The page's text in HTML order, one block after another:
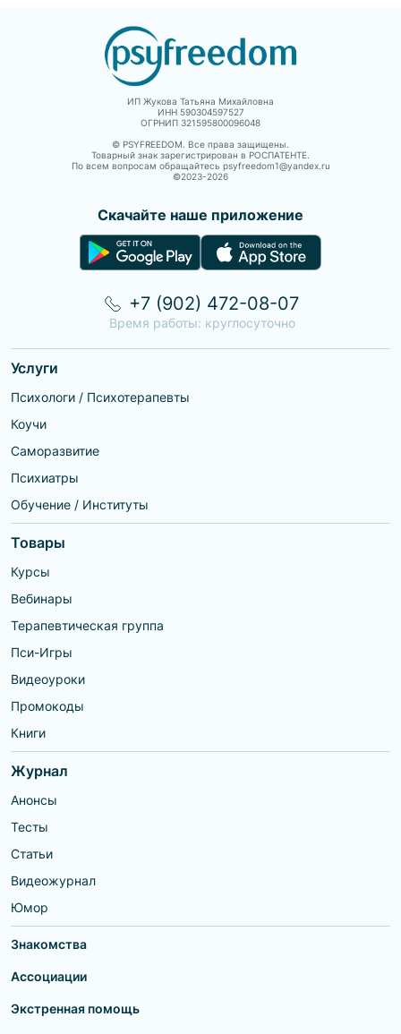
ИП Жукова Татьяна Михайловна
ИНН 590304597527
ОГРНИП 321595800096048
© PSYFREEDOM. Все права защищены.
Товарный знак зарегистрирован в РОСПАТЕНТЕ.
По всем вопросам обращайтесь psyfreedom1@yandex.ru
©2023-2026
Скачайте наше приложение
Услуги
Психологи / Психотерапевты
Коучи
Саморазвитие
Психиатры
Обучение / Институты
Товары
Курсы
Вебинары
Терапевтическая группа
Пси-Игры
Видеоуроки
Промокоды
Книги
Журнал
Анонсы
Тесты
Статьи
Видеожурнал
Юмор
Знакомства
Ассоциации
Экстренная помощь
+7 (902) 472-08-07
Время работы: круглосуточно